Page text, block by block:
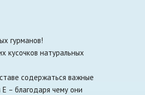
гурманов!
кусочков натуральных
содержаться важные
– благодаря чему они